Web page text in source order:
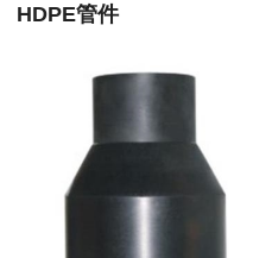
HDPE管件